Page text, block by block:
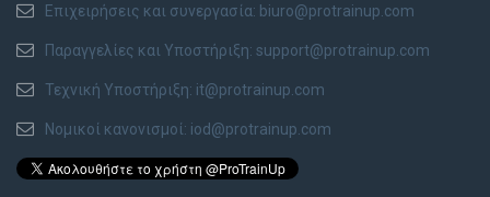
Επιχειρήσεις και συνεργασία: biuro@protrainup.com
Παραγγελίες και Υποστήριξη: support@protrainup.com
Τεχνική Υποστήριξη: it@protrainup.com
Νομικοί κανονισμοί: iod@protrainup.com